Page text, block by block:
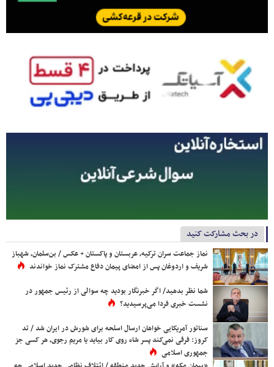
در بحث مشارکت کنید
نماز جماعت سران ترکیه، عربستان و پاکستان + عکس / بن‌سلمان، شهباز
شریف و اردوغان پس از امضای پیمان دفاع مشترک نماز خواندند
شما نظر بدهید/ اگر خبرنگار بودید چه سوالی از رئیس جمهور در
نشست خبری فردا می‌پرسیدید؟
سناتور آمریکایی خواهان ارسال اسلحه برای شورش در ایران شد / تد
کروز: فرقی نمی‌کند پسر شاه روی کار بیاید یا مریم رجوی، هر کسی جز
جمهوری اسلامی